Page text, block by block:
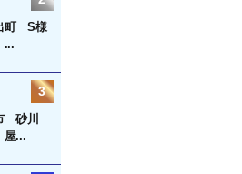
町 S様
砂川
...